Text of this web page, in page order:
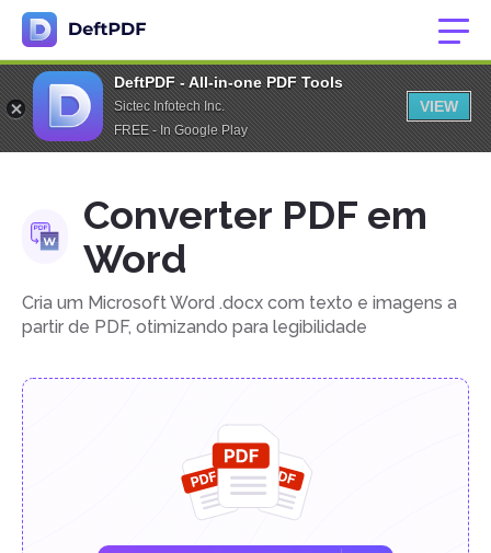
DeftPDF - All-in-one PDF Tools
Sictec Infotech Inc.
FREE - In Google Play
VIEW
Converter PDF em
Word
Cria um Microsoft Word .docx com texto e imagens a
partir de PDF, otimizando para legibilidade